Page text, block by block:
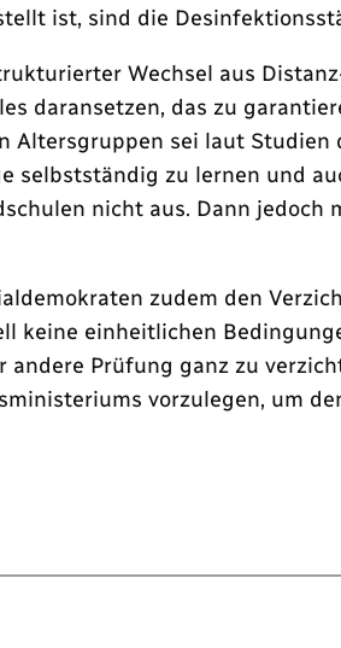
ist, sind die
Wechsel aus
daransetzen, das zu
Altersgruppen sei laut
selbstständig zu lernen und
nicht aus. Dann
zudem den
keine einheitlichen
andere Prüfung ganz zu
vorzulegen, um